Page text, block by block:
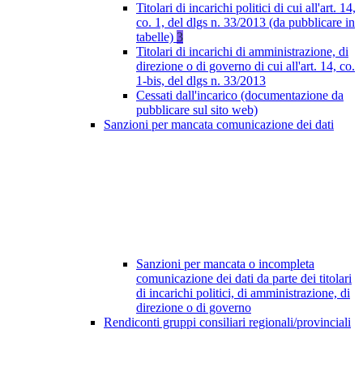
Titolari di incarichi politici di cui all'art. 14,
co. 1, del dlgs n. 33/2013 (da pubblicare in
tabelle) 3
Titolari di incarichi di amministrazione, di
direzione o di governo di cui all'art. 14, co.
1-bis, del dlgs n. 33/2013
Cessati dall'incarico (documentazione da
pubblicare sul sito web)
Sanzioni per mancata comunicazione dei dati
Sanzioni per mancata o incompleta
comunicazione dei dati da parte dei titolari
di incarichi politici, di amministrazione, di
direzione o di governo
Rendiconti gruppi consiliari regionali/provinciali